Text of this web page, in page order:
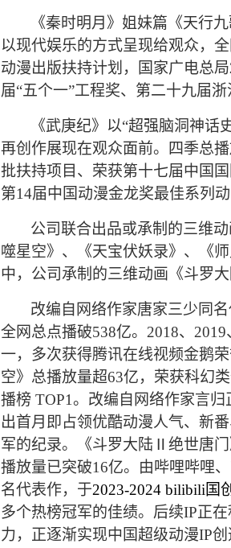
《秦时明月》姐妹篇《天行
以现代娱乐的方式呈现给观众，
动漫出版扶持计划，国家广电总
届“五个一”工程奖、第二十九届
《武庚纪》 以“超强脑洞神话
再创作展现在观众面前。四季总
批扶持项目、荣获第十七届中国
第14届中国动漫金龙奖最佳系列
公司联合出品或承制的三维
噬星空》、《天宝伏妖录》、《
中，公司承制的三维动画《斗罗
改编自网络作家唐家三少同
全网总点播破538亿。2018、
一，多次获得腾讯在线视频金鹅
空》总播放量超63亿，荣获科幻
播榜 TOP1。改编自网络作家言
出首月即占领优酷动漫人气、新
军的纪录。《斗罗大陆Ⅱ绝世唐
播放量已突破16亿。 由哔哩哔哩
名代表作，于2023-2024 bilibili国
多个热榜冠军的佳绩。后续IP正
力，正逐渐实现中国超级动漫IP创